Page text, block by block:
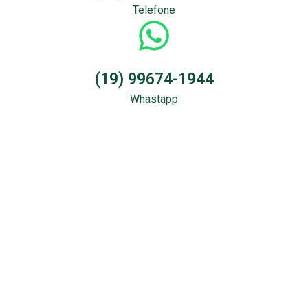
Telefone
(19) 99674-1944
Whastapp